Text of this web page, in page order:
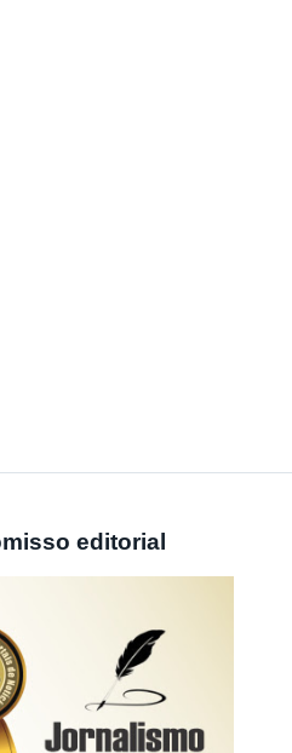
editorial